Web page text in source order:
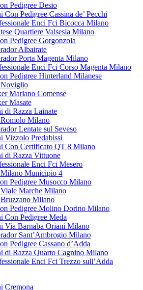
Pedigree Desio
Pedigree Cassina de’ Pecchi
Enci Fci Bicocca Milano
Quartiere Valsesia Milano
Pedigree Gorgonzola
Albairate
Porta Magenta Milano
Enci Fci Corso Magenta Milano
Pedigree Hinterland Milanese
Noviglio
Mariano Comense
Masate
di Razza Lainate
Milano
Lentate sul Seveso
Vizzolo Predabissi
Con Certificato QT 8 Milano
di Razza Vittuone
Enci Fci Mesero
Municipio 4
Pedigree Musocco Milano
Marche Milano
Milano
Pedigree Molino Dorino Milano
Con Pedigree Meda
Via Barnaba Oriani Milano
Sant’Ambrogio Milano
Pedigree Cassano d’Adda
di Razza Quarto Cagnino Milano
Enci Fci Trezzo sull’Adda
Cremona